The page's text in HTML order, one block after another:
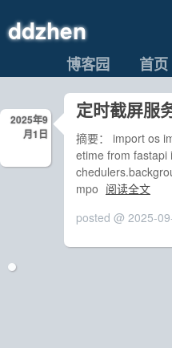
ddzhen
博客园 首页
2025年9
月1日
定时截屏服
摘要： import os
etime from fastapi
mpo 阅读全文
posted @ 2025-